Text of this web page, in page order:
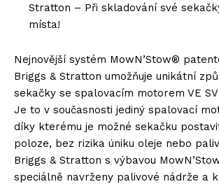
Stratton – Při skladování své
místa!
Nejnovější systém MowN’Stow®
Briggs & Stratton umožňuje unikátní
sekačky se spalovacím motorem VE
Je to v současnosti jediný spalovací
díky kterému je možné sekačku
poloze, bez rizika úniku oleje nebo
Briggs & Stratton s výbavou
speciálně navrženy palivové nádrže a